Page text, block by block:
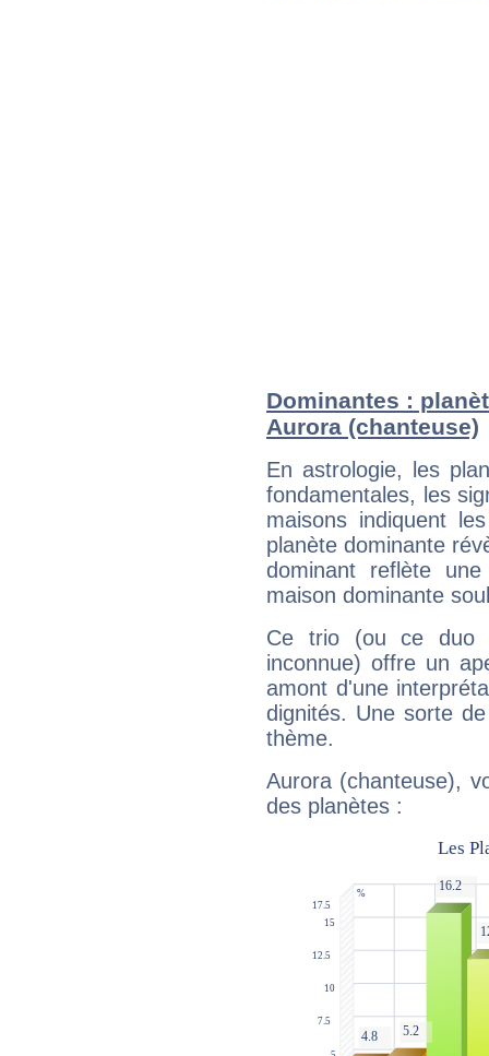
Dominantes :
Aurora (chanteuse)
En astrologie, les
fondamentales, les
maisons indiquent
planète dominante
dominant reflète
maison dominante
Ce trio (ou ce duo
inconnue) offre un
amont d'une
dignités. Une sorte
thème.
Aurora (chanteuse),
des planètes :